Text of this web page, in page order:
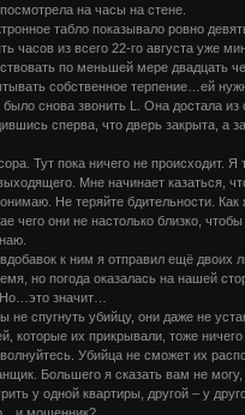
на часы на стене.
табло показывало ровно
часов из всего 22-го августа уже
по меньшей мере двадцать
собственное терпение…ей
было снова звонить L. Она достала
сперва, что дверь закрыта, а
Тут пока ничего не происходит. Я
Мне начинает казаться,
Не теряйте бдительности.
чего они не настолько близко,
к ним я отправил ещё двоих
но погода оказалась на нашей
значит…
не спугнуть убийцу, они даже не
которые их прикрывали, тоже
Убийца не сможет их
Большего я сказать вам не
у одной квартиры, другой – у
мошенник?